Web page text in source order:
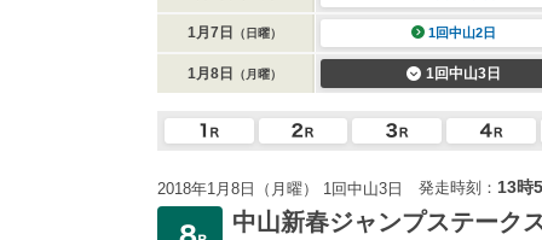
1月7日 （日曜） 1回中山2日
1月8日 （月曜） 1回中山3日
2018年1月8日（月曜） 1回中山3日 発走時刻： 13時
中山新春ジャンプステーク